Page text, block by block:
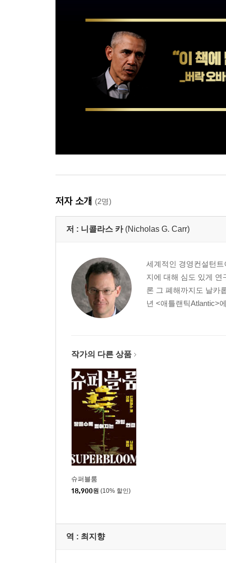
저자 소개 (2명)
저 : 니콜라스 카 (Nicholas G. Carr)
세계적인 경영컨설턴
지에 대해 심도 있게
론 그 폐해까지도 날카
년 <애틀랜틱Atlantic>
작가의 다른 상품
슈퍼블룸
18,900원 (10% 할인)
역 : 최지향